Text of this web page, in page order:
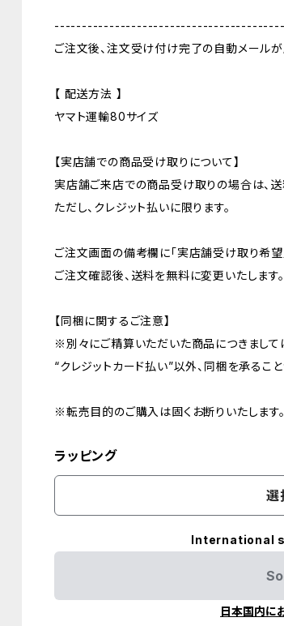
ご注文後、注文受け付け完了の自動メールが
【 配送方法 】
ヤマト運輸80サイズ
【実店舗での商品受け取りについて】
実店舗ご来店での商品受け取りの場合は、送
ただし、クレジット払いに限ります。
ご注文画面の備考欄に「実店舗受け取り希望
ご注文確認後、送料を無料に変更いたします。
【同梱に関するご注意】
※別々にご精算いただいた商品につきまして
“クレジットカード払い”以外、同梱を承るこ
※転売目的のご購入は固くお断りいたします。
ラッピング
選
International
日本国内に